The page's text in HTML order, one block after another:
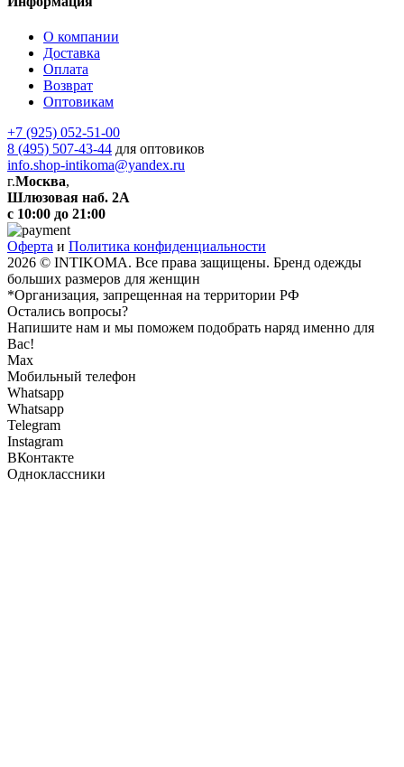
О компании
Доставка
Оплата
Возврат
Оптовикам
+7 (925) 052-51-00
8 (495) 507-43-44 для оптовиков
info.shop-intikoma@yandex.ru
г.Москва,
Шлюзовая наб. 2А
с 10:00 до 21:00
Оферта и Политика конфиденциальности
2026 © INTIKOMA. Все права защищены. Бренд одежды
больших размеров для женщин
*Организация, запрещенная на территории РФ
Остались вопросы?
Напишите нам и мы поможем подобрать наряд именно для
Вас!
Max
Мобильный телефон
Whatsapp
Whatsapp
Telegram
Instagram
ВКонтакте
Одноклассники